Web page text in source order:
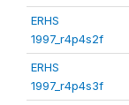
ERHS
1997_r4p4s2f
ERHS
1997_r4p4s3f